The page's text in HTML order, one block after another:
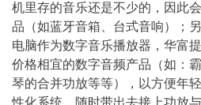
机里存的音乐还是不少的，因此
品（如蓝牙音箱、台式音响）；
电脑作为数字音乐播放器， 华富
价格相宜的数字音频产品（如：
琴的合并功放等等），以方便年